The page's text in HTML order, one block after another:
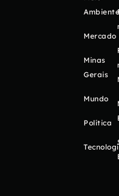
Mercado
Minas
Gerais
Mundo
Política